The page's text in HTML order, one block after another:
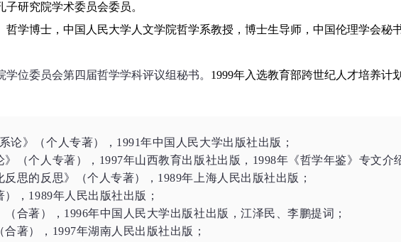
研究院学术委员会委员。
哲学博士，中国人民大学人文学院哲学系教授，博士生导师，中国伦理学会秘
学位委员会第四届哲学学科评议组秘书。 1999年入选教育部跨世纪人才培养计划
论》（个人专著），1991年中国人民大学出版社出版；
（个人专著），1997年山西教育出版社出版，1998年《哲学年鉴》专文介
思的反思》（个人专著），1989年上海人民出版社出版；
，1989年人民出版社出版；
合著），1996年中国人民大学出版社出版，江泽民、李鹏提词；
著），1997年湖南人民出版社出版；